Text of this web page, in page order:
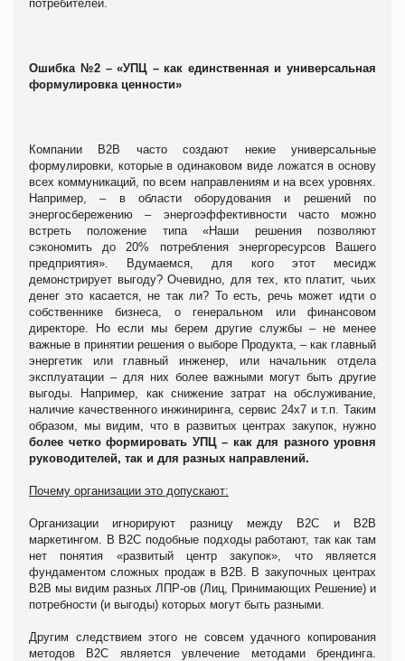
потребителей.
Ошибка №2 – «УПЦ – как единственная и универсальная
формулировка ценности»
Компании В2В часто создают некие универсальные
формулировки, которые в одинаковом виде ложатся в основу
всех коммуникаций, по всем направлениям и на всех уровнях.
Например, – в области оборудования и решений по
энергосбережению – энергоэффективности часто можно
встреть положение типа «Наши решения позволяют
сэкономить до 20% потребления энергоресурсов Вашего
предприятия». Вдумаемся, для кого этот месидж
демонстрирует выгоду? Очевидно, для тех, кто платит, чьих
денег это касается, не так ли? То есть, речь может идти о
собственнике бизнеса, о генеральном или финансовом
директоре. Но если мы берем другие службы – не менее
важные в принятии решения о выборе Продукта, – как главный
энергетик или главный инженер, или начальник отдела
эксплуатации – для них более важными могут быть другие
выгоды. Например, как снижение затрат на обслуживание,
наличие качественного инжиниринга, сервис 24х7 и т.п. Таким
образом, мы видим, что в развитых центрах закупок, нужно
более четко формировать УПЦ – как для разного уровня
руководителей, так и для разных направлений.
Почему организации это допускают:
Организации игнорируют разницу между В2С и В2В
маркетингом. В В2С подобные подходы работают, так как там
нет понятия «развитый центр закупок», что является
фундаментом сложных продаж в В2В. В закупочных центрах
В2В мы видим разных ЛПР-ов (Лиц, Принимающих Решение) и
потребности (и выгоды) которых могут быть разными.
Другим следствием этого не совсем удачного копирования
методов В2С является увлечение методами брендинга.